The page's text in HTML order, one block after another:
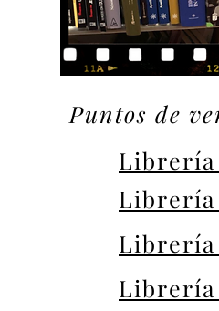
Puntos de
Librería
Librería
Librería